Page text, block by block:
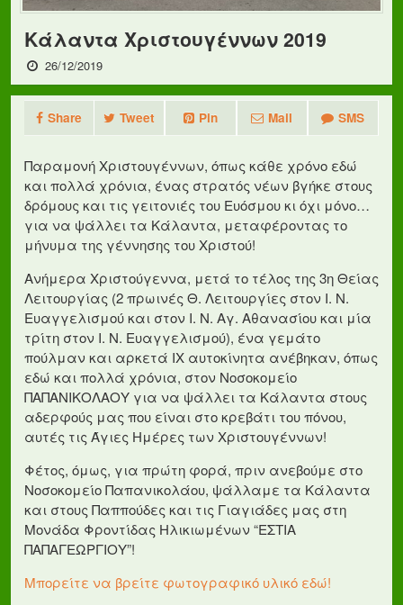
Κάλαντα Χριστουγέννων 2019
26/12/2019
Share Tweet Pin Mail SMS
Παραμονή Χριστουγέννων, όπως κάθε χρόνο εδώ
και πολλά χρόνια, ένας στρατός νέων βγήκε στους
δρόμους και τις γειτονιές του Ευόσμου κι όχι μόνο…
για να ψάλλει τα Κάλαντα, μεταφέροντας το
μήνυμα της γέννησης του Χριστού!
Ανήμερα Χριστούγεννα, μετά το τέλος της 3η Θείας
Λειτουργίας (2 πρωινές Θ. Λειτουργίες στον Ι. Ν.
Ευαγγελισμού και στον Ι. Ν. Αγ. Αθανασίου και μία
τρίτη στον Ι. Ν. Ευαγγελισμού), ένα γεμάτο
πούλμαν και αρκετά ΙΧ αυτοκίνητα ανέβηκαν, όπως
εδώ και πολλά χρόνια, στον Νοσοκομείο
ΠΑΠΑΝΙΚΟΛΑΟΥ για να ψάλλει τα Κάλαντα στους
αδερφούς μας που είναι στο κρεβάτι του πόνου,
αυτές τις Άγιες Ημέρες των Χριστουγέννων!
Φέτος, όμως, για πρώτη φορά, πριν ανεβούμε στο
Νοσοκομείο Παπανικολάου, ψάλλαμε τα Κάλαντα
και στους Παππούδες και τις Γιαγιάδες μας στη
Μονάδα Φροντίδας Ηλικιωμένων “ΕΣΤΙΑ
ΠΑΠΑΓΕΩΡΓΙΟΥ”!
Μπορείτε να βρείτε φωτογραφικό υλικό εδώ!